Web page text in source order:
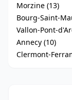
Morzine (13)
Bourg-Saint-
Vallon-Pont-
Annecy (10)
Clermont-